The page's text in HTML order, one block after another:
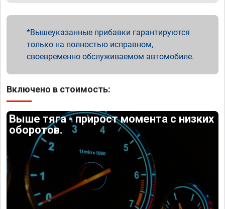
Вышеуказанные прибавки гарантируются
только на полностью исправном,
своевременно обслуживаемом автомобиле.
Включено в стоимость:
Выше тяга - прирост момента с низких
оборотов.